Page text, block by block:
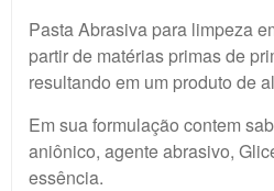
Pasta Abrasiva para limpeza
partir de matérias primas de
resultando em um produto de
Em sua formulação contem
aniônico, agente abrasivo,
essência.